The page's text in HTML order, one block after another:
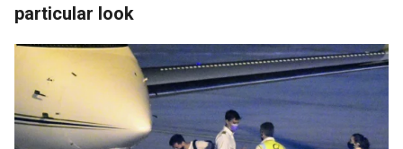
particular look